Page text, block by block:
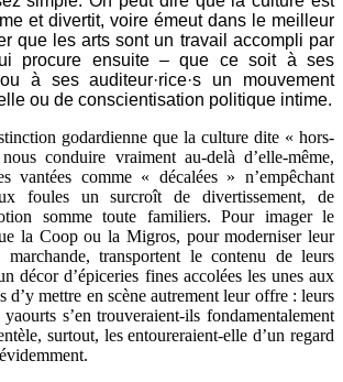
et divertit, voire émeut dans le meilleur
que les arts sont un travail accompli par
procure ensuite – que ce soit à ses
ou à ses auditeur·rice·s un mouvement
ou de conscientisation politique intime.
godardienne que la culture dite « hors-
conduire vraiment au-delà d’elle-même,
vantées comme « décalées » n’empêchant
foules un surcroît de divertissement, de
somme toute familiers. Pour imager le
la Coop ou la Migros, pour moderniser leur
marchande, transportent le contenu de leurs
décor d’épiceries fines accolées les unes aux
d’y mettre en scène autrement leur offre : leurs
s’en trouveraient-ils fondamentalement
surtout, les entoureraient-elle d’un regard